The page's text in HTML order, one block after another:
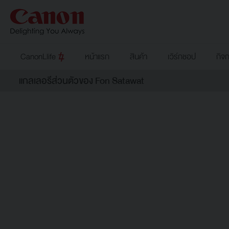
CanonLlife
หน้าแรก สินค้า เวิร์กชอป กิจ
แกลเลอรีส่วนตัวของ Fon Satawat